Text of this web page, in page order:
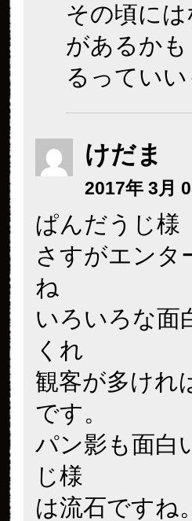
その頃に
があるか
るってい
けだま
2017年 3月
ぱんだうじ
さすがエン
ね
いろいろな面
くれ
観客が多けれ
です。
パン影も面白
じ様
は流石ですね。